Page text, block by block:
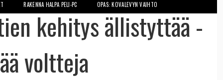
RAKENNA HALPA PELI-PC OPAS: KOVALEVYN VAIHTO
kehitys ällistyttää -
voltteja